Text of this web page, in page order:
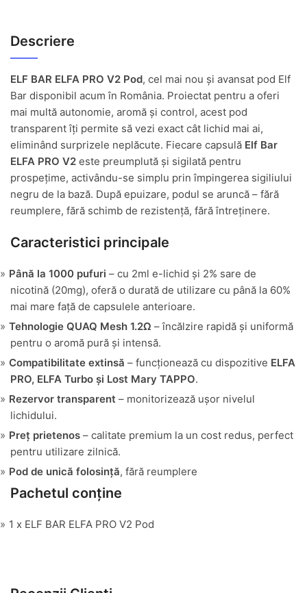
Descriere
ELF BAR ELFA PRO V2 Pod, cel mai nou și avansat pod Elf
Bar disponibil acum în România. Proiectat pentru a oferi
mai multă autonomie, aromă și control, acest pod
transparent îți permite să vezi exact cât lichid mai ai,
eliminând surprizele neplăcute. Fiecare capsulă Elf Bar
ELFA PRO V2 este preumplută și sigilată pentru
prospețime, activându-se simplu prin împingerea sigiliului
negru de la bază. După epuizare, podul se aruncă – fără
reumplere, fără schimb de rezistență, fără întreținere.
Caracteristici principale
Până la 1000 pufuri – cu 2ml e-lichid și 2% sare de
nicotină (20mg), oferă o durată de utilizare cu până la 60%
mai mare față de capsulele anterioare.
Tehnologie QUAQ Mesh 1.2Ω – încălzire rapidă și uniformă
pentru o aromă pură și intensă.
Compatibilitate extinsă – funcționează cu dispozitive ELFA
PRO, ELFA Turbo și Lost Mary TAPPO.
Rezervor transparent – monitorizează ușor nivelul
lichidului.
Preț prietenos – calitate premium la un cost redus, perfect
pentru utilizare zilnică.
Pod de unică folosință, fără reumplere
Pachetul conține
1 x ELF BAR ELFA PRO V2 Pod